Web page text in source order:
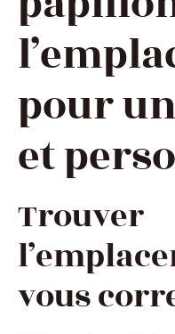
pour
et
Trouver
vous